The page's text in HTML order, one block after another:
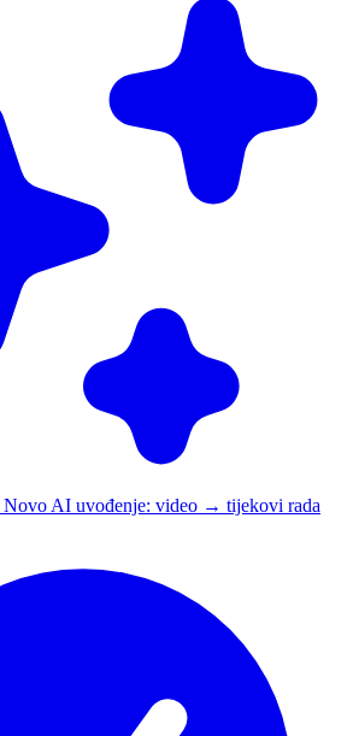
Novo AI uvođenje: video → tijekovi rada